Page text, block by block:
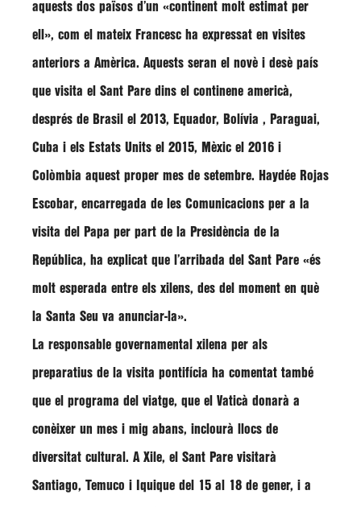
aquests dos països d’un «continent molt estimat per
ell», com el mateix Francesc ha expressat en visites
anteriors a Amèrica. Aquests seran el novè i desè país
que visita el Sant Pare dins el continene americà,
després de Brasil el 2013, Equador, Bolívia , Paraguai,
Cuba i els Estats Units el 2015, Mèxic el 2016 i
Colòmbia aquest proper mes de setembre. Haydée Rojas
Escobar, encarregada de les Comunicacions per a la
visita del Papa per part de la Presidència de la
República, ha explicat que l’arribada del Sant Pare «és
molt esperada entre els xilens, des del moment en què
la Santa Seu va anunciar-la».
La responsable governamental xilena per als
preparatius de la visita pontifícia ha comentat també
que el programa del viatge, que el Vaticà donarà a
conèixer un mes i mig abans, inclourà llocs de
diversitat cultural. A Xile, el Sant Pare visitarà
Santiago, Temuco i Iquique del 15 al 18 de gener, i a